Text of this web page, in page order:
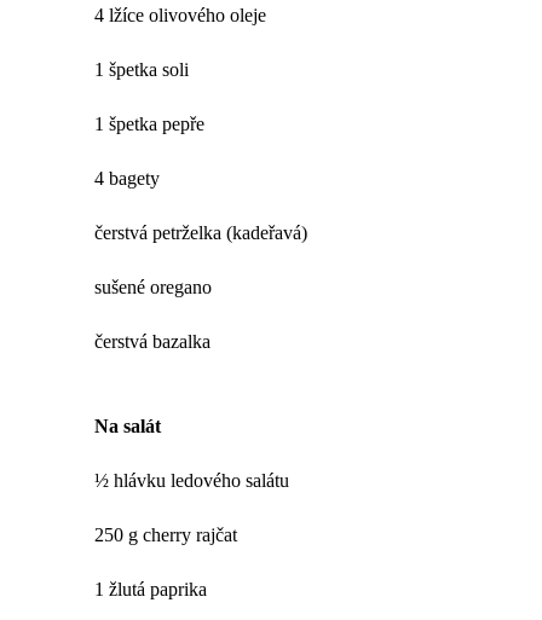
4 lžíce olivového oleje
1 špetka soli
1 špetka pepře
4 bagety
čerstvá petrželka (kadeřavá)
sušené oregano
čerstvá bazalka
Na salát
½ hlávku ledového salátu
250 g cherry rajčat
1 žlutá paprika